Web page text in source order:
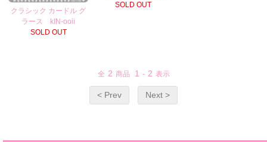
クラシック カードル グ
ラース kIN-ooii
SOLD OUT
SOLD OUT
全 2 商品 1 - 2 表示
< Prev Next >